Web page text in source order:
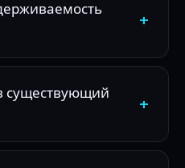
+
существующий
+